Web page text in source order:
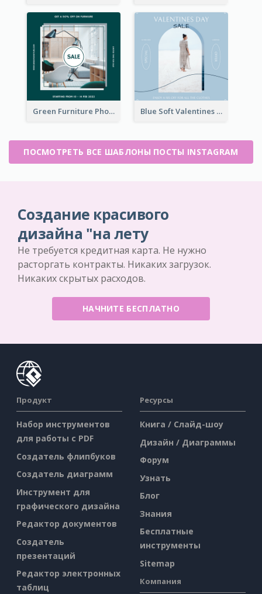
Green Furniture Photo Furniture Sale Instagram Post Blue Soft Valentines Day Limited Sale Instagram Post
ПОСМОТРЕТЬ ВСЕ ШАБЛОНЫ ПОСТЫ INSTAGRAM
Создание красивого
дизайна "на лету
Не требуется кредитная карта. Не нужно
расторгать контракты. Никаких загрузок.
Никаких скрытых расходов.
НАЧНИТЕ БЕСПЛАТНО
Продукт
Набор инструментов
для работы с PDF
Создатель флипбуков
Создатель диаграмм
Инструмент для
графического дизайна
Редактор документов
Создатель
презентаций
Редактор электронных
таблиц
Ресурсы
Книга / Слайд-шоу
Дизайн / Диаграммы
Форум
Узнать
Блог
Знания
Бесплатные
инструменты
Sitemap
Компания